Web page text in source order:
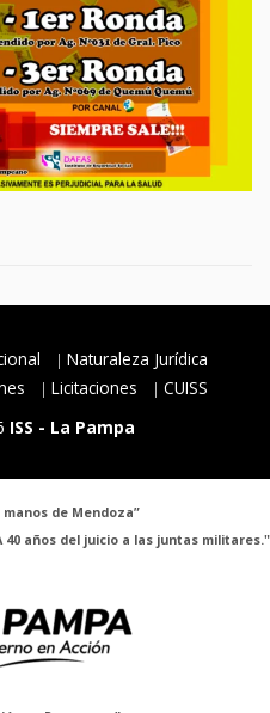
Naturaleza Jurídica
Licitaciones
CUISS
ISS - La Pampa
de Mendoza”
años del juicio a las juntas militares."